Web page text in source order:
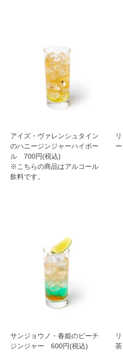
アイズ・ヴァレンシュタイン
のハニージンジャーハイボー
ル 700円(税込)
※こちらの商品はアルコール
飲料です。
サンジョウノ・春姫のピーチ
ジンジャー 600円(税込)